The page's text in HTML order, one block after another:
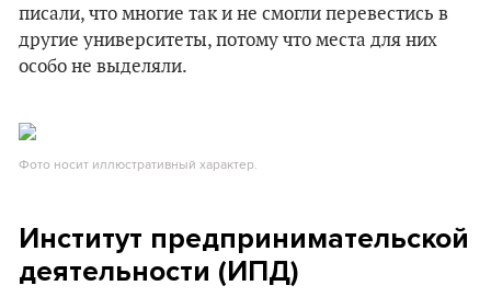
писали, что многие так и не смогли перевестись в
другие университеты, потому что места для них
особо не выделяли.
Фото носит иллюстративный характер.
Институт предпринимательской
деятельности (ИПД)